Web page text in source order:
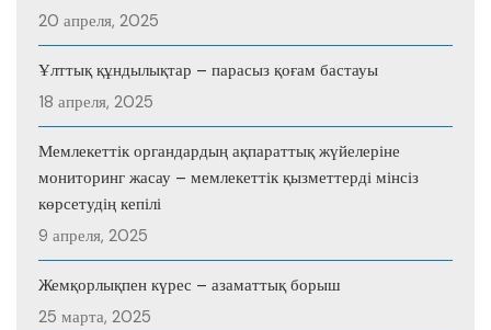
20 апреля, 2025
Ұлттық құндылықтар – парасыз қоғам бастауы
18 апреля, 2025
Мемлекеттік органдардың ақпараттық жүйелеріне
мониторинг жасау – мемлекеттік қызметтерді мінсіз
көрсетудің кепілі
9 апреля, 2025
Жемқорлықпен күрес – азаматтық борыш
25 марта, 2025